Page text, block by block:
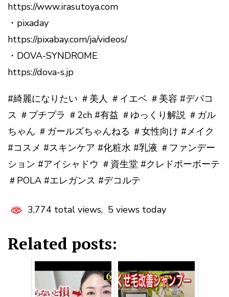
https://www.irasutoya.com
・pixaday
https://pixabay.com/ja/videos/
・DOVA-SYNDROME
https://dova-s.jp
#綺麗になりたい ＃美人 ＃イエベ ＃美容 #デパコ
ス ＃プチプラ ＃2ch #有益 ＃ゆっくり解説 ＃ガル
ちゃん ＃ガールズちゃんねる ＃女性向け #メイク
#コスメ #スキンケア #化粧水 #乳液 ＃ファンデー
ション #アイシャドウ ＃資生堂 #クレドポーボーテ
＃POLA #エレガンス #デコルテ
3,774 total views, 5 views today
Related posts: